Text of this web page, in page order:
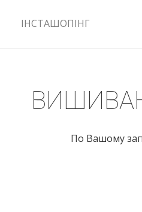
ІНСТАШОПІНГ
По Вашому